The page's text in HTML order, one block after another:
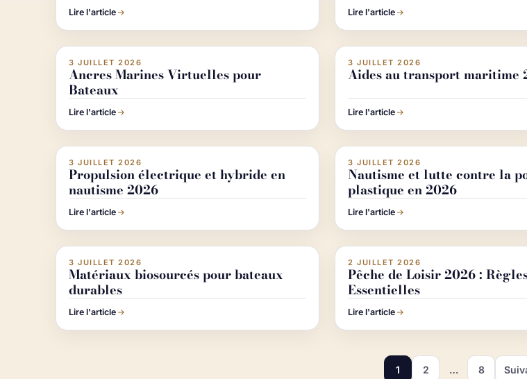
Lire l'article Lire l'article
ACTUALITÉ NAUTISME
3 JUILLET 2026
Ancres Marines Virtuelles pour
Bateaux
Lire l'article
ACTUALITÉ NAUTISME
3 JUILLET 2026
Aides au transport maritime
Lire l'article
ACTUALITÉ NAUTISME
3 JUILLET 2026
Propulsion électrique et hybride en
nautisme 2026
Lire l'article
ACTUALITÉ NAUTISME
3 JUILLET 2026
Nautisme et lutte contre la
plastique en 2026
Lire l'article
ACTUALITÉ NAUTISME
3 JUILLET 2026
Matériaux biosourcés pour bateaux
durables
Lire l'article
ACTUALITÉ NAUTISME
2 JUILLET 2026
Pêche de Loisir 2026 :
Essentielles
Lire l'article
1 2 … 8